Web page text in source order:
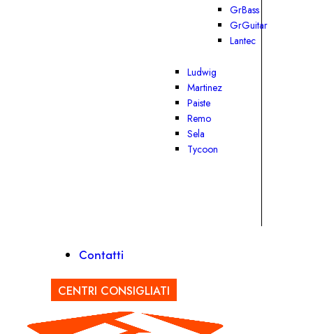
GrBass
GrGuitar
Lantec
Ludwig
Martinez
Paiste
Remo
Sela
Tycoon
Contatti
CENTRI CONSIGLIATI